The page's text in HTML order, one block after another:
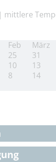
| mittlere
Feb März
25 31
10 13
8 14